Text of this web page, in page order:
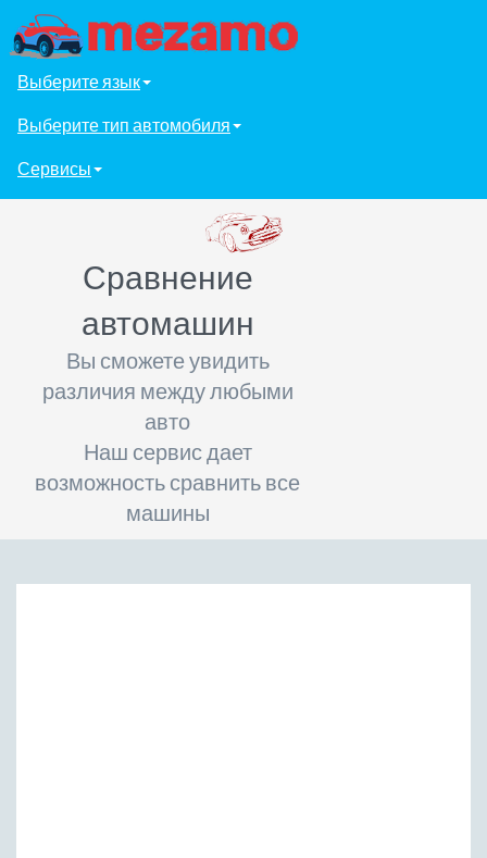
Выберите язык
Выберите тип автомобиля
Сервисы
Сравнение
автомашин
Вы сможете увидить
различия между любыми
авто
Наш сервис дает
возможность сравнить все
машины